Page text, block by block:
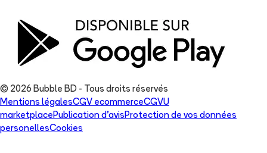
© 2026 Bubble BD - Tous droits réservés
Mentions légalesCGV ecommerceCGVU
marketplacePublication d'avisProtection de vos données
personellesCookies